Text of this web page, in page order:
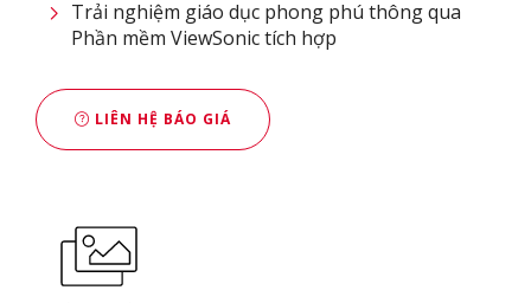
Trải nghiệm giáo dục phong phú thông qua
Phần mềm ViewSonic tích hợp
LIÊN HỆ BÁO GIÁ